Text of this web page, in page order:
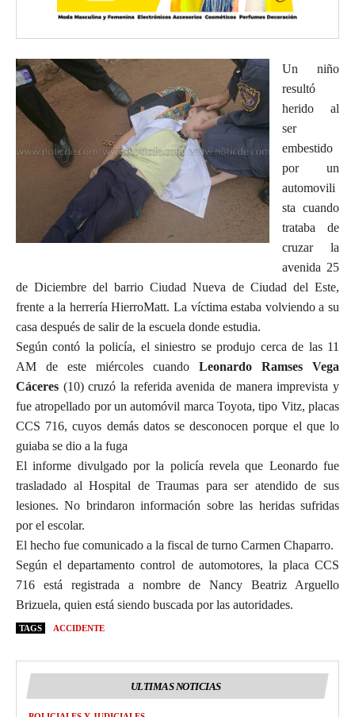
Un niño
resultó
herido al
ser
embestido
por un
automovili
sta cuando
trataba de
cruzar la
avenida 25
de Diciembre del barrio Ciudad Nueva de Ciudad del Este,
frente a la herrería HierroMatt. La víctima estaba volviendo a su
casa después de salir de la escuela donde estudia.
Según contó la policía, el siniestro se produjo cerca de las 11
AM de este miércoles cuando Leonardo Ramses Vega
Cáceres (10) cruzó la referida avenida de manera imprevista y
fue atropellado por un automóvil marca Toyota, tipo Vitz, placas
CCS 716, cuyos demás datos se desconocen porque el que lo
guiaba se dio a la fuga
El informe divulgado por la policía revela que Leonardo fue
trasladado al Hospital de Traumas para ser atendido de sus
lesiones. No brindaron información sobre las heridas sufridas
por el escolar.
El hecho fue comunicado a la fiscal de turno Carmen Chaparro.
Según el departamento control de automotores, la placa CCS
716 está registrada a nombre de Nancy Beatriz Arguello
Brizuela, quien está siendo buscada por las autoridades.
TAGS ACCIDENTE
ULTIMAS NOTICIAS